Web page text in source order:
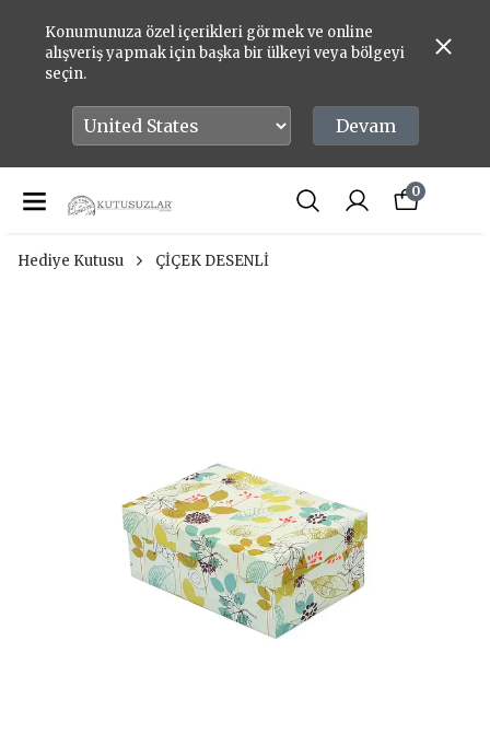
Konumunuza özel içerikleri görmek ve online
alışveriş yapmak için başka bir ülkeyi veya bölgeyi
seçin.
Devam
0
Hediye Kutusu ÇİÇEK DESENLİ